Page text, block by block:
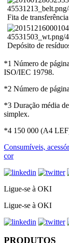
Fita de transferência
Depósito de
*1 Número de
ISO/IEC 19798.
*2 Número de
*3 Duração média
simplex.
*4 150 000 (A4
Consumíveis,
cor
Ligue-se à OKI
Ligue-se à OKI
PRODUTOS